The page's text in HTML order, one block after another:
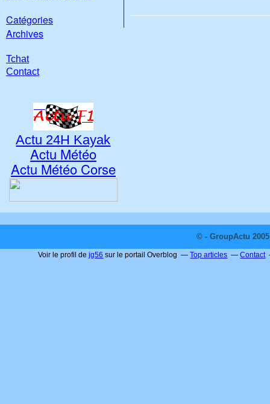
Catégories
Archives
Tchat
Contact
Actu 24H Kayak
Actu Météo
Actu Météo Corse
© - GroupActu
Voir le profil dejg56 sur le portail Overblog Top articles Contact